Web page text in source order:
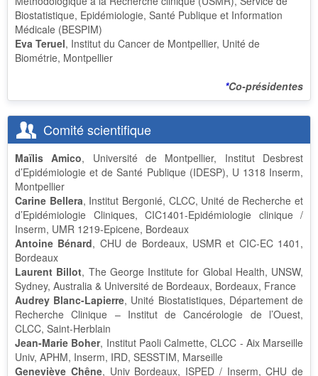
Biostatistique, Epidémiologie, Santé Publique et Information
Médicale (BESPIM)
Eva Teruel, Institut du Cancer de Montpellier, Unité de
Biométrie, Montpellier
*Co-présidentes
Comité scientifique
Maïlis Amico, Université de Montpellier, Institut Desbrest
d’Epidémiologie et de Santé Publique (IDESP), U 1318 Inserm,
Montpellier
Carine Bellera, Institut Bergonié, CLCC, Unité de Recherche et
d’Epidémiologie Cliniques, CIC1401-Epidémiologie clinique /
Inserm, UMR 1219-Epicene, Bordeaux
Antoine Bénard, CHU de Bordeaux, USMR et CIC-EC 1401,
Bordeaux
Laurent Billot, The George Institute for Global Health, UNSW,
Sydney, Australia & Université de Bordeaux, Bordeaux, France
Audrey Blanc-Lapierre, Unité Biostatistiques, Département de
Recherche Clinique – Institut de Cancérologie de l’Ouest,
CLCC, Saint-Herblain
Jean-Marie Boher, Institut Paoli Calmette, CLCC - Aix Marseille
Univ, APHM, Inserm, IRD, SESSTIM, Marseille
Geneviève Chêne, Univ Bordeaux, ISPED / Inserm, CHU de